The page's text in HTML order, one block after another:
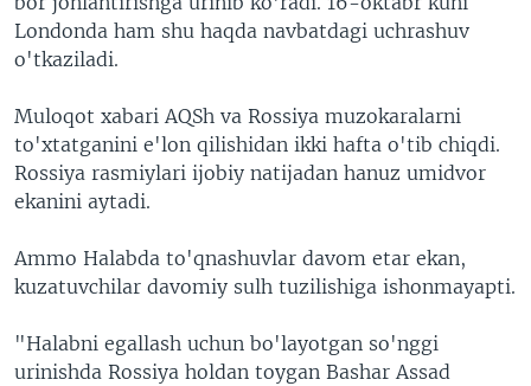
Londonda ham shu haqda navbatdagi uchrashuv
o'tkaziladi.
Muloqot xabari AQSh va Rossiya muzokaralarni
to'xtatganini e'lon qilishidan ikki hafta o'tib chiqdi.
Rossiya rasmiylari ijobiy natijadan hanuz umidvor
ekanini aytadi.
Ammo Halabda to'qnashuvlar davom etar ekan,
kuzatuvchilar davomiy sulh tuzilishiga ishonmayapti.
"Halabni egallash uchun bo'layotgan so'nggi
urinishda Rossiya holdan toygan Bashar Assad